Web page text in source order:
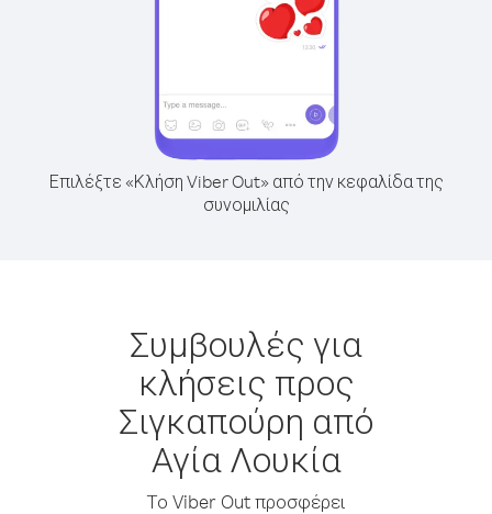
Επιλέξτε «Κλήση Viber Out» από την κεφαλίδα της
συνομιλίας
Συμβουλές για
κλήσεις προς
Σιγκαπούρη από
Αγία Λουκία
Το Viber Out προσφέρει